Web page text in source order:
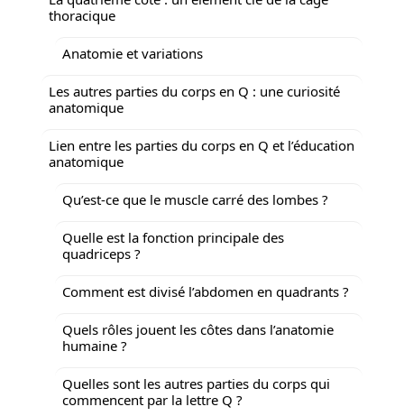
thoracique
Anatomie et variations
Les autres parties du corps en Q : une curiosité
anatomique
Lien entre les parties du corps en Q et l’éducation
anatomique
Qu’est-ce que le muscle carré des lombes ?
Quelle est la fonction principale des
quadriceps ?
Comment est divisé l’abdomen en quadrants ?
Quels rôles jouent les côtes dans l’anatomie
humaine ?
Quelles sont les autres parties du corps qui
commencent par la lettre Q ?